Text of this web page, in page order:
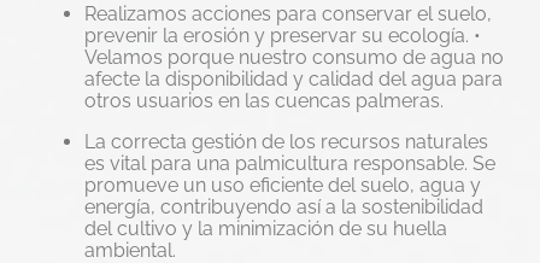
Realizamos acciones para conservar el suelo,
prevenir la erosión y preservar su ecología. •
Velamos porque nuestro consumo de agua no
afecte la disponibilidad y calidad del agua para
otros usuarios en las cuencas palmeras.
La correcta gestión de los recursos naturales
es vital para una palmicultura responsable. Se
promueve un uso eficiente del suelo, agua y
energía, contribuyendo así a la sostenibilidad
del cultivo y la minimización de su huella
ambiental.